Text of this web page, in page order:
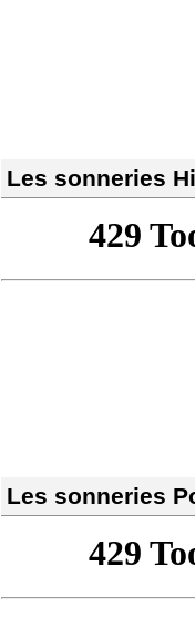
Les sonneries
Les sonneries